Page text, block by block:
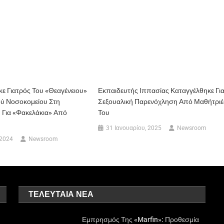
Γιατρός Του «Θεαγένειου»
Νοσοκομείου Στη
«φακελάκια» Από
Newsroom
Εκπαιδευτής Ιππασίας Καταγγέλθηκε
Σεξουαλική Παρενόχληση Από
Του
31 Ιανουαρίου, 2025 Newsroom
ΤΕΛΕΥΤΑΊΑ ΝΈΑ
Εμπρησμός Της «Marfin»: Προθεσμία